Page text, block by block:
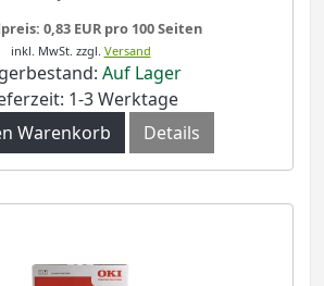
0,83 EUR pro 100 Seiten
inkl. MwSt. zzgl. Versand
Auf Lager
1-3 Werktage
Warenkorb
Details